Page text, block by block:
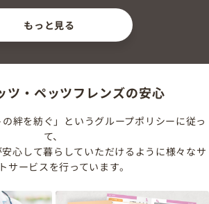
もっと見る
ツ・ペッツフレンズの安心
絆を紡ぐ」というグループポリシーに従っ
て、
心して暮らしていただけるように様々なサ
サービスを行っています。